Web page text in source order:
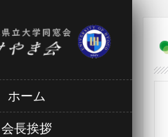
ホーム
会長挨拶